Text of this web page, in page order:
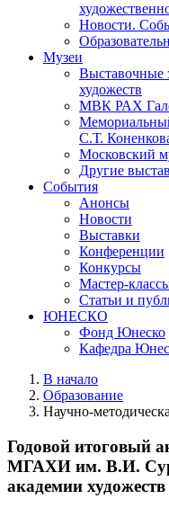
Новости.
Музеи
Выставочные
художеств
МВК РАХ
С.Т.
Московский
Другие
События
Анонсы
Новости
Выставки
Конференции
Конкурсы
Мастер-
Статьи и
ЮНЕСКО
Фонд Юнеско
Кафедра
В начало
Образование
Научно-
Годовой итоговый
МГАХИ им. В.И.
академии художеств